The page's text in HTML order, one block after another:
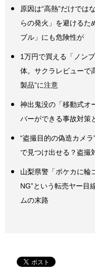
原因は“高熱”だけでは
らの発火」を避けるた
ブル」にも危険性が
1万円で買える「ノン
体。サクラレビューで
製品”に注意
神出鬼没の「移動式オ
バーができる事故対策
“盗撮目的の偽造カメラ
で見つけ出せる？盗撮
山梨県警「ポケカに輪
NG”という転売ヤー目
ムの末路